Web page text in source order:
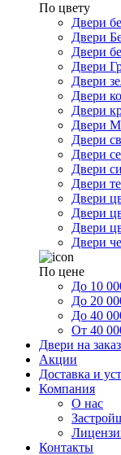
По цвету
Двери
Двери
Двери
Двери
Двери
Двери
Двери
Двери
Двери
Двери
Двери
Двери
Двери
Двери
Двери
Двери
По цене
До 10
До 20
До 40
От 40
Двери на заказ
Акции
Доставка и
Компания
О нас
Контакты